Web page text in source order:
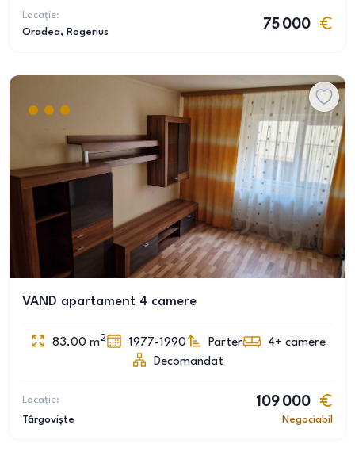
Locație:
Oradea, Rogerius
75 000
VAND apartament 4 camere
83.00 m2 1977-1990 Parter 4+ camere
Decomandat
Locație:
Târgoviște
109 000
Negociabil